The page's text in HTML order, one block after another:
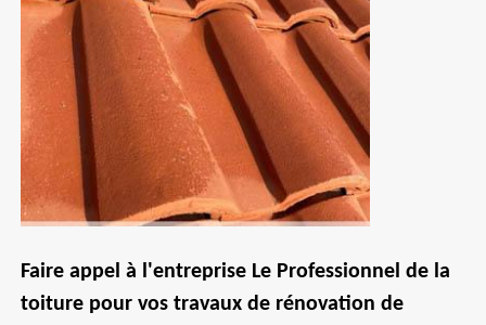
Faire appel à l'entreprise Le Professionnel de la
toiture pour vos travaux de rénovation de